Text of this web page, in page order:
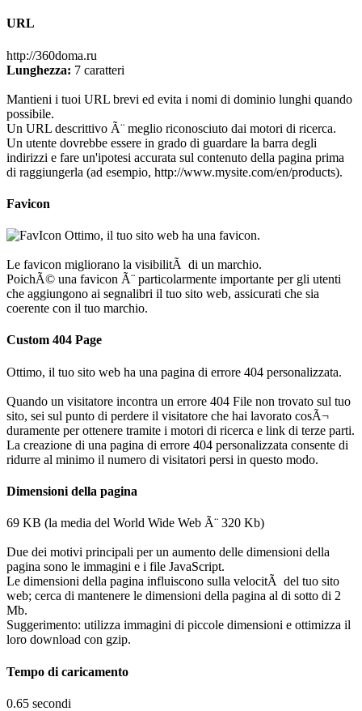
URL
http://360doma.ru
Lunghezza: 7 caratteri
Mantieni i tuoi URL brevi ed evita i nomi di dominio lunghi quando
possibile.
Un URL descrittivo Ã¨ meglio riconosciuto dai motori di ricerca.
Un utente dovrebbe essere in grado di guardare la barra degli
indirizzi e fare un'ipotesi accurata sul contenuto della pagina prima
di raggiungerla (ad esempio, http://www.mysite.com/en/products).
Favicon
Ottimo, il tuo sito web ha una favicon.
Le favicon migliorano la visibilitÃ di un marchio.
PoichÃ© una favicon Ã¨ particolarmente importante per gli utenti
che aggiungono ai segnalibri il tuo sito web, assicurati che sia
coerente con il tuo marchio.
Custom 404 Page
Ottimo, il tuo sito web ha una pagina di errore 404 personalizzata.
Quando un visitatore incontra un errore 404 File non trovato sul tuo
sito, sei sul punto di perdere il visitatore che hai lavorato cosÃ¬
duramente per ottenere tramite i motori di ricerca e link di terze parti.
La creazione di una pagina di errore 404 personalizzata consente di
ridurre al minimo il numero di visitatori persi in questo modo.
Dimensioni della pagina
69 KB (la media del World Wide Web Ã¨ 320 Kb)
Due dei motivi principali per un aumento delle dimensioni della
pagina sono le immagini e i file JavaScript.
Le dimensioni della pagina influiscono sulla velocitÃ del tuo sito
web; cerca di mantenere le dimensioni della pagina al di sotto di 2
Mb.
Suggerimento: utilizza immagini di piccole dimensioni e ottimizza il
loro download con gzip.
Tempo di caricamento
0.65 secondi